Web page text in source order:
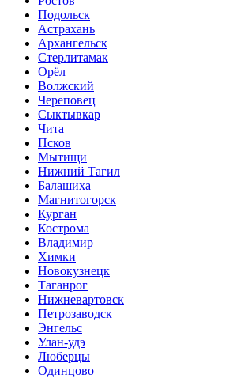
Подольск
Астрахань
Архангельск
Стерлитамак
Орёл
Волжский
Череповец
Сыктывкар
Чита
Псков
Мытищи
Нижний Тагил
Балашиха
Магнитогорск
Курган
Кострома
Владимир
Химки
Новокузнецк
Таганрог
Нижневартовск
Петрозаводск
Энгельс
Улан-удэ
Люберцы
Одинцово